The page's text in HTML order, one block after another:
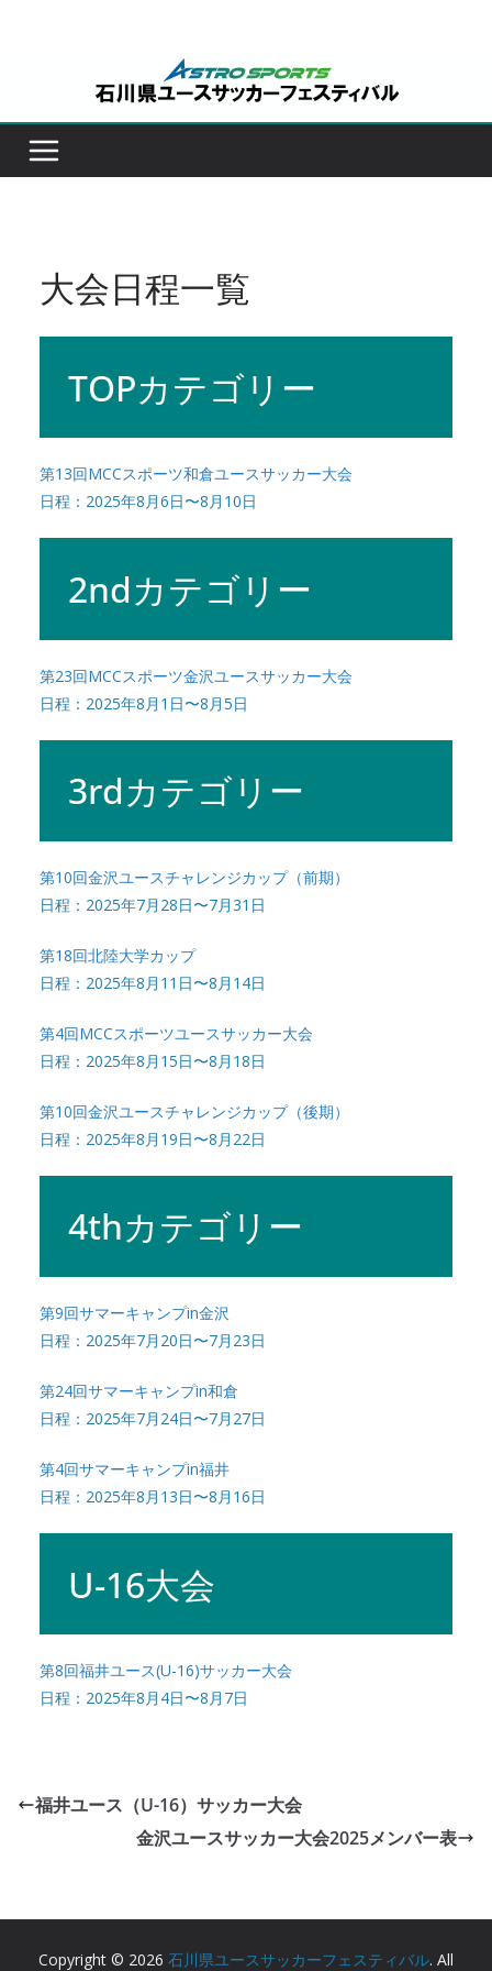
大会日程一覧
TOPカテゴリー
第13回MCCスポーツ和倉ユースサッカー大会
日程：2025年8月6日〜8月10日
2ndカテゴリー
第23回MCCスポーツ金沢ユースサッカー大会
日程：2025年8月1日〜8月5日
3rdカテゴリー
第10回金沢ユースチャレンジカップ（前期）
日程：2025年7月28日〜7月31日
第18回北陸大学カップ
日程：2025年8月11日〜8月14日
第4回MCCスポーツユースサッカー大会
日程：2025年8月15日〜8月18日
第10回金沢ユースチャレンジカップ（後期）
日程：2025年8月19日〜8月22日
4thカテゴリー
第9回サマーキャンプin金沢
日程：2025年7月20日〜7月23日
第24回サマーキャンプin和倉
日程：2025年7月24日〜7月27日
第4回サマーキャンプin福井
日程：2025年8月13日〜8月16日
U-16大会
第8回福井ユース(U-16)サッカー大会
日程：2025年8月4日〜8月7日
福井ユース（U-16）サッカー大会
金沢ユースサッカー大会2025メンバー表
Copyright © 2026 石川県ユースサッカーフェスティバル. All